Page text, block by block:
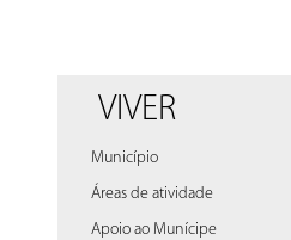
VIVER
Município
Áreas de atividade
Apoio ao Munícipe